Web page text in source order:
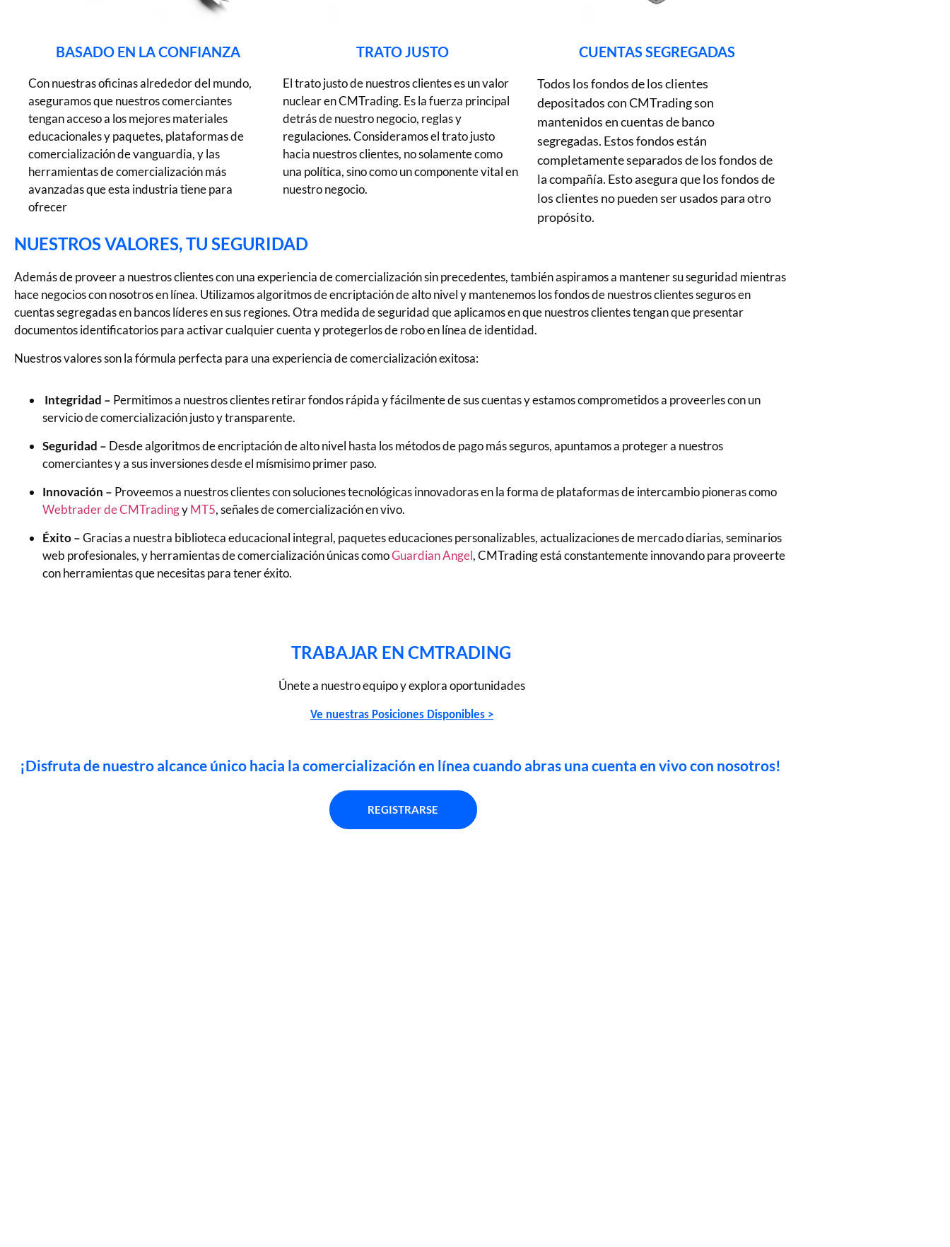
BASADO EN LA CONFIANZA
Con nuestras oficinas alrededor del mundo,
aseguramos que nuestros comerciantes
tengan acceso a los mejores materiales
educacionales y paquetes, plataformas de
comercialización de vanguardia, y las
herramientas de comercialización más
avanzadas que esta industria tiene para
ofrecer
TRATO JUSTO
El trato justo de nuestros clientes es un valor
nuclear en CMTrading. Es la fuerza principal
detrás de nuestro negocio, reglas y
regulaciones. Consideramos el trato justo
hacia nuestros clientes, no solamente como
una política, sino como un componente vital en
nuestro negocio.
CUENTAS SEGREGADAS
Todos los fondos de los clientes
depositados con CMTrading son
mantenidos en cuentas de banco
segregadas. Estos fondos están
completamente separados de los fondos de
la compañía. Esto asegura que los fondos de
los clientes no pueden ser usados para otro
propósito.
NUESTROS VALORES, TU SEGURIDAD
Además de proveer a nuestros clientes con una experiencia de comercialización sin precedentes, también aspiramos a mantener su seguridad mientras
hace negocios con nosotros en línea. Utilizamos algoritmos de encriptación de alto nivel y mantenemos los fondos de nuestros clientes seguros en
cuentas segregadas en bancos líderes en sus regiones. Otra medida de seguridad que aplicamos en que nuestros clientes tengan que presentar
documentos identificatorios para activar cualquier cuenta y protegerlos de robo en línea de identidad.
Nuestros valores son la fórmula perfecta para una experiencia de comercialización exitosa:
Integridad – Permitimos a nuestros clientes retirar fondos rápida y fácilmente de sus cuentas y estamos comprometidos a proveerles con un
servicio de comercialización justo y transparente.
Seguridad – Desde algoritmos de encriptación de alto nivel hasta los métodos de pago más seguros, apuntamos a proteger a nuestros
comerciantes y a sus inversiones desde el mísmisimo primer paso.
Innovación – Proveemos a nuestros clientes con soluciones tecnológicas innovadoras en la forma de plataformas de intercambio pioneras como
Webtrader de CMTradingyMT5, señales de comercialización en vivo.
Éxito –Gracias a nuestra biblioteca educacional integral, paquetes educaciones personalizables, actualizaciones de mercado diarias, seminarios
web profesionales, y herramientas de comercialización únicas comoGuardian Angel, CMTrading está constantemente innovando para proveerte
con herramientas que necesitas para tener éxito.
TRABAJAR EN CMTRADING
Únete a nuestro equipo y explora oportunidades
Ve nuestras Posiciones Disponibles >
¡Disfruta de nuestro alcance único hacia la comercialización en línea cuando abras una cuenta en vivo con nosotros!
REGISTRARSE